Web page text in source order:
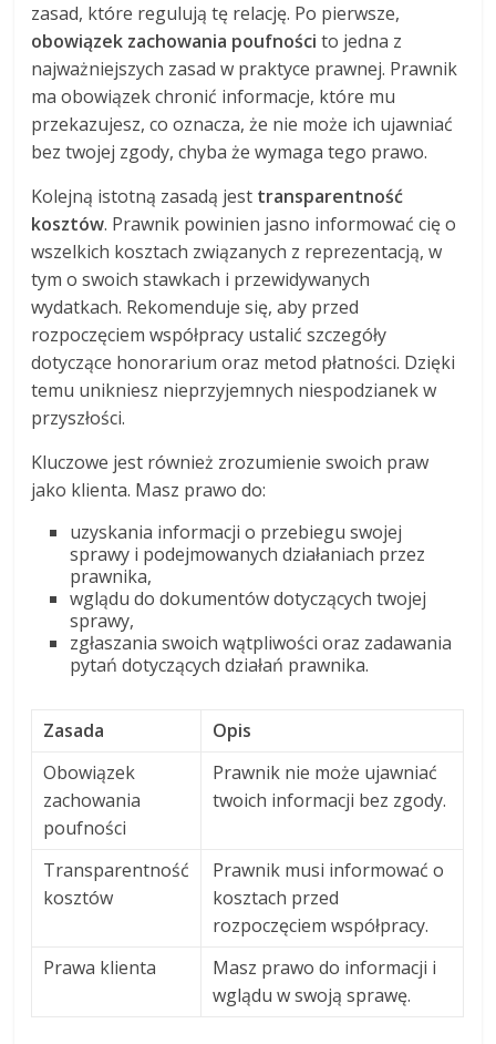
zasad, które regulują tę relację. Po pierwsze,
obowiązek zachowania poufności to jedna z
najważniejszych zasad w praktyce prawnej. Prawnik
ma obowiązek chronić informacje, które mu
przekazujesz, co oznacza, że nie może ich ujawniać
bez twojej zgody, chyba że wymaga tego prawo.
Kolejną istotną zasadą jest transparentność
kosztów. Prawnik powinien jasno informować cię o
wszelkich kosztach związanych z reprezentacją, w
tym o swoich stawkach i przewidywanych
wydatkach. Rekomenduje się, aby przed
rozpoczęciem współpracy ustalić szczegóły
dotyczące honorarium oraz metod płatności. Dzięki
temu unikniesz nieprzyjemnych niespodzianek w
przyszłości.
Kluczowe jest również zrozumienie swoich praw
jako klienta. Masz prawo do:
uzyskania informacji o przebiegu swojej
sprawy i podejmowanych działaniach przez
prawnika,
wglądu do dokumentów dotyczących twojej
sprawy,
zgłaszania swoich wątpliwości oraz zadawania
pytań dotyczących działań prawnika.
Zasada
Opis
Obowiązek
zachowania
poufności
Prawnik nie może ujawniać
twoich informacji bez zgody.
Transparentność
kosztów
Prawnik musi informować o
kosztach przed
rozpoczęciem współpracy.
Prawa klienta
Masz prawo do informacji i
wglądu w swoją sprawę.